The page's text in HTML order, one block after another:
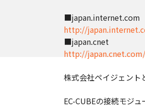
■japan.internet.com
http://
■japan.cnet
http://
株式会社ペイジェント
EC-CUBEの接続モジ